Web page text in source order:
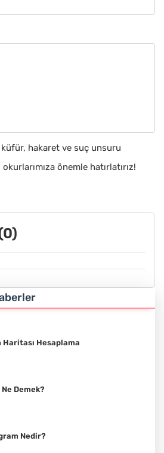
hakaret ve suç unsuru
önemle hatırlatırız!
0)
Haritası Hesaplama
Demek?
Nedir?